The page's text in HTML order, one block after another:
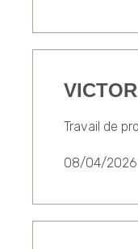
Travail de
08/04/2026